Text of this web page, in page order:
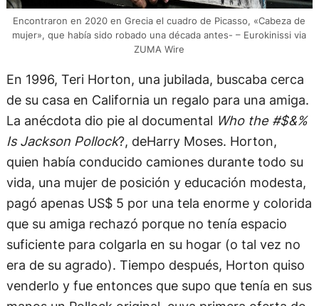
Encontraron en 2020 en Grecia el cuadro de Picasso, «Cabeza de
mujer», que había sido robado una década antes- – Eurokinissi via
ZUMA Wire
En 1996, Teri Horton, una jubilada, buscaba cerca
de su casa en California un regalo para una amiga.
La anécdota dio pie al documental Who the #$&%
Is Jackson Pollock?, deHarry Moses. Horton,
quien había conducido camiones durante todo su
vida, una mujer de posición y educación modesta,
pagó apenas US$ 5 por una tela enorme y colorida
que su amiga rechazó porque no tenía espacio
suficiente para colgarla en su hogar (o tal vez no
era de su agrado). Tiempo después, Horton quiso
venderlo y fue entonces que supo que tenía en sus